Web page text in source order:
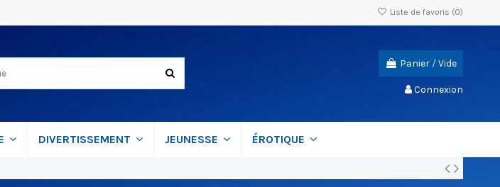
Liste de favoris (0)
Panier /Vide
Connexion
DIVERTISSEMENT JEUNESSE ÉROTIQUE